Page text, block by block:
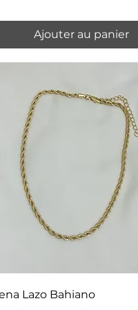
Ajouter au panier
Lazo Bahiano